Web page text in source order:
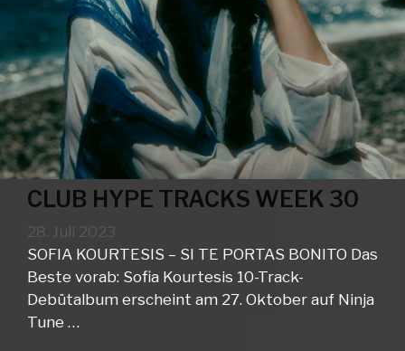
CLUB HYPE TRACKS WEEK 30
28. Juli 2023
SOFIA KOURTESIS – SI TE PORTAS BONITO Das
Beste vorab: Sofia Kourtesis 10-Track-
Debütalbum erscheint am 27. Oktober auf Ninja
Tune …